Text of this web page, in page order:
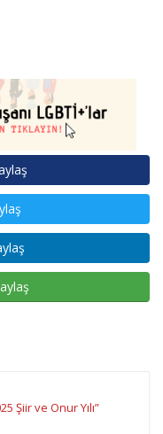
Şiir ve Onur Yılı”